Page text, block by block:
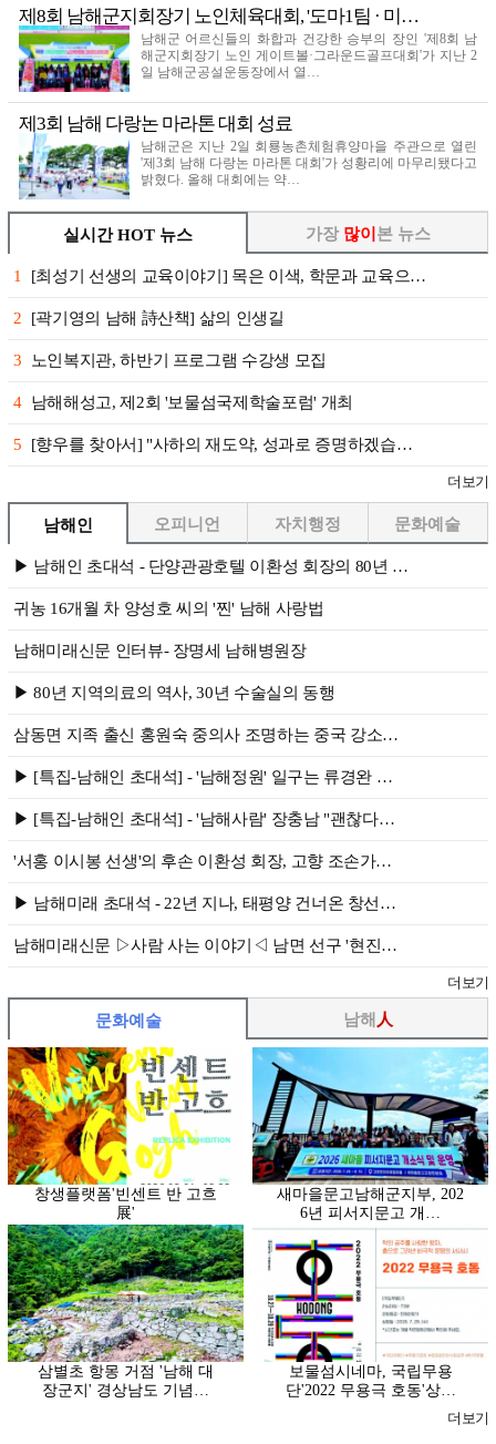
제8회 남해군지회장기 노인체육대회, '도마1팀 · 미…
남해군 어르신들의 화합과 건강한 승부의 장인 '제8회 남
해군지회장기 노인 게이트볼·그라운드골프대회'가 지난 2
일 남해군공설운동장에서 열…
제3회 남해 다랑논 마라톤 대회 성료
남해군은 지난 2일 회룡농촌체험휴양마을 주관으로 열린
'제3회 남해 다랑논 마라톤 대회'가 성황리에 마무리됐다고
밝혔다. 올해 대회에는 약…
실시간 HOT 뉴스
1 [최성기 선생의 교육이야기] 목은 이색, 학문과 교육으…
2 [곽기영의 남해 詩산책] 삶의 인생길
3 노인복지관, 하반기 프로그램 수강생 모집
4 남해해성고, 제2회 '보물섬국제학술포럼' 개최
5 [향우를 찾아서] "사하의 재도약, 성과로 증명하겠습…
더보기
가장 많이 본 뉴스
남해인
▶ 남해인 초대석 - 단양관광호텔 이환성 회장의 80년 …
귀농 16개월 차 양성호 씨의 '찐' 남해 사랑법
남해미래신문 인터뷰- 장명세 남해병원장
▶ 80년 지역의료의 역사, 30년 수술실의 동행
삼동면 지족 출신 홍원숙 중의사 조명하는 중국 강소…
▶ [특집-남해인 초대석] - '남해정원' 일구는 류경완 …
▶ [특집-남해인 초대석] - '남해사람' 장충남 "괜찮다…
'서홍 이시봉 선생'의 후손 이환성 회장, 고향 조손가…
▶ 남해미래 초대석 - 22년 지나, 태평양 건너온 창선…
남해미래신문 ▷사람 사는 이야기◁ 남면 선구 '현진…
더보기
오피니언 자치행정 문화예술
문화예술
창생플랫폼'빈센트 반 고흐
展'
새마을문고남해군지부, 202
6년 피서지문고 개…
삼별초 항몽 거점 '남해 대
장군지' 경상남도 기념…
보물섬시네마, 국립무용
단'2022 무용극 호동'상…
더보기
남해 人